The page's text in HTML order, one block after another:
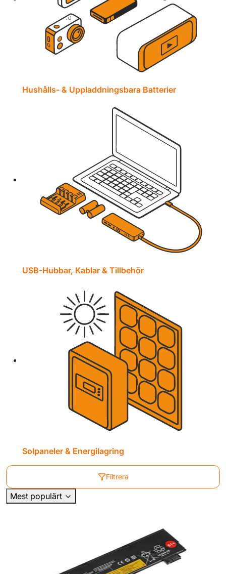
Hushålls- & Uppladdningsbara Batterier
USB-Hubbar, Kablar & Tillbehör
Solpaneler & Energilagring
Filtrera
Mest populärt